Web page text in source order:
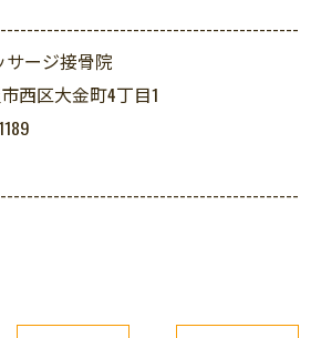
ージ接骨院
西区大金町4丁目1